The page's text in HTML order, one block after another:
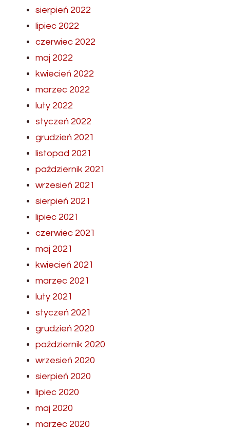
sierpień 2022
lipiec 2022
czerwiec 2022
maj 2022
kwiecień 2022
marzec 2022
luty 2022
styczeń 2022
grudzień 2021
listopad 2021
październik 2021
wrzesień 2021
sierpień 2021
lipiec 2021
czerwiec 2021
maj 2021
kwiecień 2021
marzec 2021
luty 2021
styczeń 2021
grudzień 2020
październik 2020
wrzesień 2020
sierpień 2020
lipiec 2020
maj 2020
marzec 2020